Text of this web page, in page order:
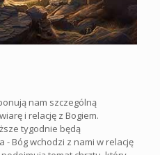
nam szczególną
i relację z Bogiem.
tygodnie będą
- Bóg wchodzi z nami w relację